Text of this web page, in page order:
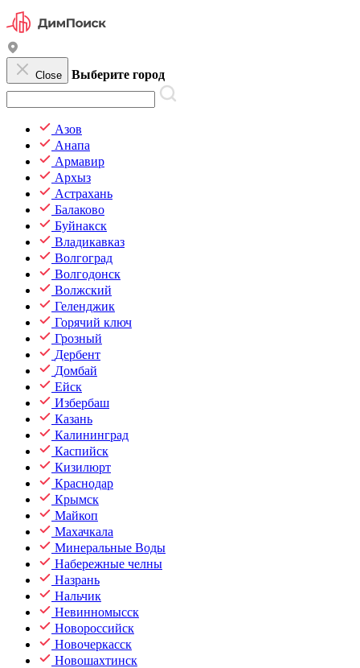
Close Выберите город
Азов
Анапа
Армавир
Архыз
Астрахань
Балаково
Буйнакск
Владикавказ
Волгоград
Волгодонск
Волжский
Геленджик
Горячий ключ
Грозный
Дербент
Домбай
Ейск
Избербаш
Казань
Калининград
Каспийск
Кизилюрт
Краснодар
Крымск
Майкоп
Махачкала
Минеральные Воды
Набережные челны
Назрань
Нальчик
Невинномысск
Новороссийск
Новочеркасск
Новошахтинск